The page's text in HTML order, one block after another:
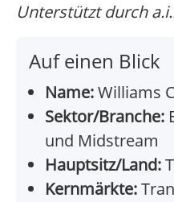
Unterstützt durch
Auf einen Blick
Name:Williams
Sektor/Branche:
und Midstream
Hauptsitz/Land:
Kernmärkte: